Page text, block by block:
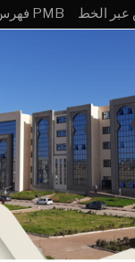
الخط PMB فهرس المكتبة